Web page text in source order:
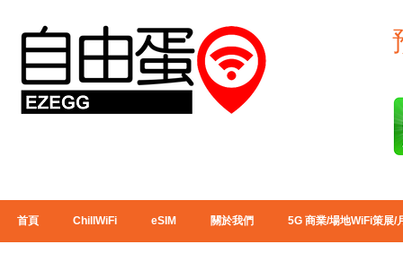
首頁 ChillWiFi eSIM 關於我們 5G 商業/場地WiFi策展/